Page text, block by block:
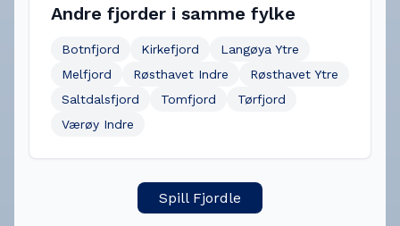
Andre fjorder i samme fylke
Botnfjord Kirkefjord
Langøya Ytre
Melfjord
Røsthavet Indre
Røsthavet Ytre
Saltdalsfjord
Tomfjord
Tørfjord
Værøy Indre
Spill Fjordle